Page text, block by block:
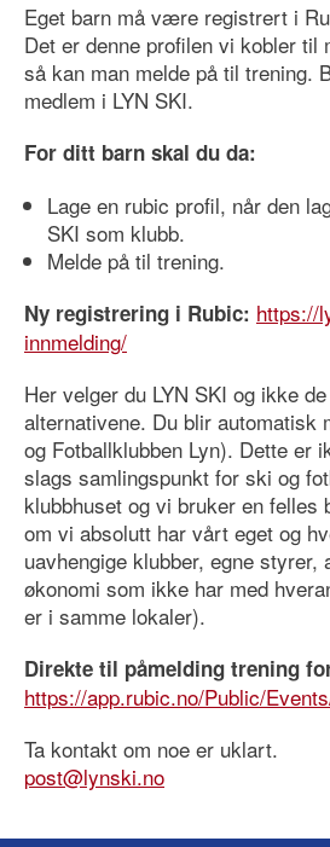
Eget barn må være registrert i
Det er denne profilen vi kobler til
så kan man melde på til trening.
medlem i LYN SKI.
For ditt barn skal du da:
Lage en rubic profil, når den
SKI som klubb.
Melde på til trening.
Ny registrering i Rubic: https://
innmelding/
Her velger du LYN SKI og ikke
alternativene. Du blir automatisk
og Fotballklubben Lyn). Dette er
slags samlingspunkt for ski og
klubbhuset og vi bruker en felles
om vi absolutt har vårt eget og
uavhengige klubber, egne
økonomi som ikke har med
er i samme lokaler).
Direkte til påmelding trening
https://app.rubic.no/Public/
Ta kontakt om noe er uklart.
post@lynski.no